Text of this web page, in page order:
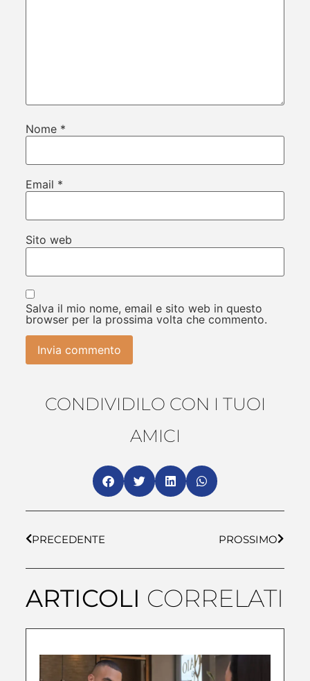
Nome *
Email *
Sito web
Salva il mio nome, email e sito web in questo
browser per la prossima volta che commento.
CONDIVIDILO CON I TUOI
AMICI
PRECEDENTE PROSSIMO
ARTICOLI CORRELATI